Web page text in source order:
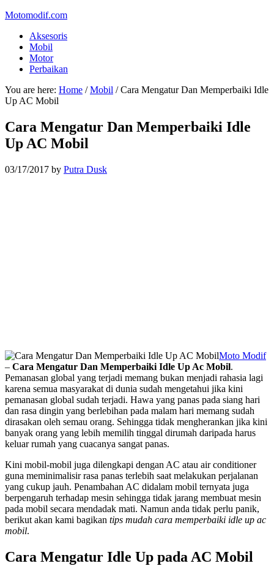
Motomodif.com
Aksesoris
Mobil
Motor
Perbaikan
You are here: Home / Mobil /Cara Mengatur Dan Memperbaiki Idle
Up AC Mobil
Cara Mengatur Dan Memperbaiki Idle
Up AC Mobil
03/17/2017 by Putra Dusk
Moto Modif
– Cara Mengatur Dan Memperbaiki Idle Up Ac Mobil.
Pemanasan global yang terjadi memang bukan menjadi rahasia lagi
karena semua masyarakat di dunia sudah mengetahui jika kini
pemanasan global sudah terjadi. Hawa yang panas pada siang hari
dan rasa dingin yang berlebihan pada malam hari memang sudah
dirasakan oleh semau orang. Sehingga tidak mengherankan jika kini
banyak orang yang lebih memilih tinggal dirumah daripada harus
keluar rumah yang cuacanya sangat panas.
Kini mobil-mobil juga dilengkapi dengan AC atau air conditioner
guna meminimalisir rasa panas terlebih saat melakukan perjalanan
yang cukup jauh. Penambahan AC didalam mobil ternyata juga
berpengaruh terhadap mesin sehingga tidak jarang membuat mesin
pada mobil secara mendadak mati. Namun anda tidak perlu panik,
berikut akan kami bagikan tips mudah cara memperbaiki idle up ac
mobil.
Cara Mengatur Idle Up pada AC Mobil